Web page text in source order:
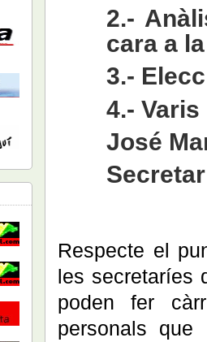
2.-
cara a
3.-
4.- Varis
José
Respecte el
les secretaríes
poden fer
personals